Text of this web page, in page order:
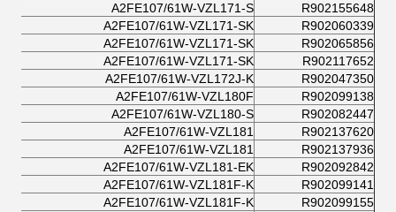
R902155648
A2FE107/61W-VZL171-S
R902060339
A2FE107/61W-VZL171-SK
R902065856
A2FE107/61W-VZL171-SK
R902117652
A2FE107/61W-VZL171-SK
R902047350
A2FE107/61W-VZL172J-K
R902099138
A2FE107/61W-VZL180F
R902082447
A2FE107/61W-VZL180-S
R902137620
A2FE107/61W-VZL181
R902137936
A2FE107/61W-VZL181
R902092842
A2FE107/61W-VZL181-EK
R902099141
A2FE107/61W-VZL181F-K
R902099155
A2FE107/61W-VZL181F-K